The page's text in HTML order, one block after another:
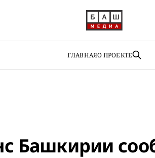
ГЛАВНАЯО ПРОЕКТЕ
Башкирии